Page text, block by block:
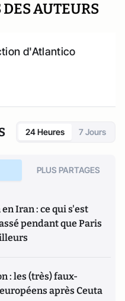
DES AUTEURS
d'Atlantico
24 Heures 7 Jours
PLUS PARTAGES
Iran : ce qui s'est
pendant que Paris
: les (très) faux-
après Ceuta